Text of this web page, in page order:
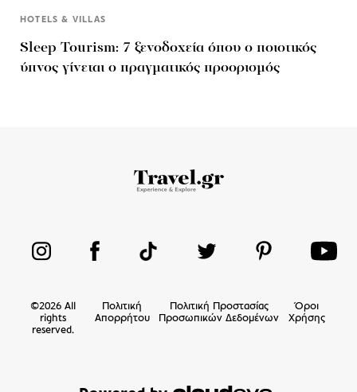
HOTELS & VILLAS
Sleep Tourism: 7 ξενοδοχεία όπου ο ποιοτικός
ύπνος γίνεται ο πραγματικός προορισμός
©2026 All
rights
reserved.
Πολιτική
Απορρήτου
Πολιτική Προστασίας
Προσωπικών Δεδομένων
Όροι
Χρήσης